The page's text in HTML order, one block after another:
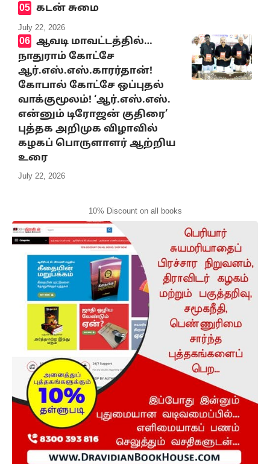
கடன் சுமை
July 22, 2026
ஆவடி மாவட்டத்தில்…
நாதுராம் கோட்சே
ஆர்.எஸ்.எஸ்.காரர்தான்!
கோபால் கோட்சே ஒப்புதல்
வாக்குமூலம்! ‘ஆர்.எஸ்.எஸ்.
என்னும் டிரோஜன் குதிரை’
புத்தக அறிமுக விழாவில்
கழகப் பொருளாளர் ஆற்றிய
உரை
July 22, 2026
10% Discount on all books